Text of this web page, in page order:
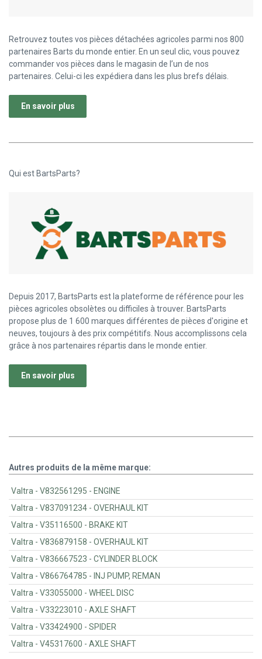
Retrouvez toutes vos pièces détachées agricoles parmi nos 800
partenaires Barts du monde entier. En un seul clic, vous pouvez
commander vos pièces dans le magasin de l’un de nos
partenaires. Celui-ci les expédiera dans les plus brefs délais.
En savoir plus
Qui est BartsParts?
Depuis 2017, BartsParts est la plateforme de référence pour les
pièces agricoles obsolètes ou difficiles à trouver. BartsParts
propose plus de 1 600 marques différentes de pièces d'origine et
neuves, toujours à des prix compétitifs. Nous accomplissons cela
grâce à nos partenaires répartis dans le monde entier.
En savoir plus
Autres produits de la même marque:
Valtra - V832561295 - ENGINE
Valtra - V837091234 - OVERHAUL KIT
Valtra - V35116500 - BRAKE KIT
Valtra - V836879158 - OVERHAUL KIT
Valtra - V836667523 - CYLINDER BLOCK
Valtra - V866764785 - INJ PUMP, REMAN
Valtra - V33055000 - WHEEL DISC
Valtra - V33223010 - AXLE SHAFT
Valtra - V33424900 - SPIDER
Valtra - V45317600 - AXLE SHAFT